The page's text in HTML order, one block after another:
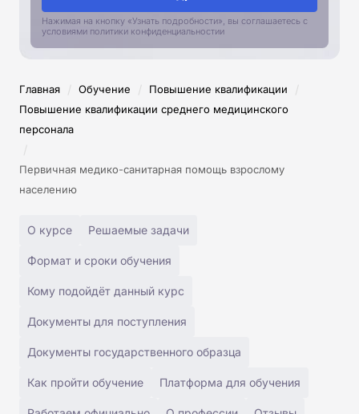
Нажимая на кнопку «Узнать подробности», вы соглашаетесь с
условиями политики конфиденциальностии
Главная / Обучение / Повышение квалификации /
Повышение квалификации среднего медицинского
персонала
/
Первичная медико-санитарная помощь взрослому
населению
О курсе Решаемые задачи
Формат и сроки обучения
Кому подойдёт данный курс
Документы для поступления
Документы государственного образца
Как пройти обучение Платформа для обучения